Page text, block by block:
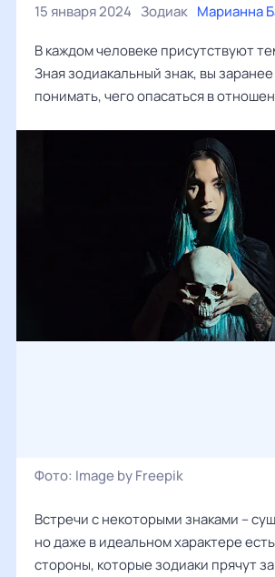
15 января 2024 Зодиак Марианна
В каждом человеке присутствуют
Зная зодиакальный знак, вы
понимать, чего опасаться в
Фото: Image by Freepik
Встречи с некоторыми знаками –
но даже в идеальном характере
стороны, которые зодиаки прячут